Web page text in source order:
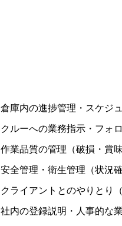
倉庫内の進捗管理・スケジ
クルーへの業務指示・フォ
作業品質の管理（破損・賞
安全管理・衛生管理（状況
クライアントとのやりとり
社内の登録説明・人事的な